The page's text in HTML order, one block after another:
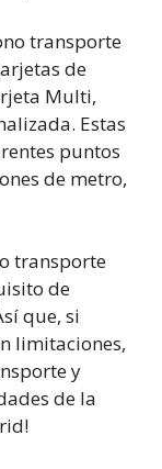
transporte
de
Multi,
Estas
puntos
de metro,
transporte
de
que, si
limitaciones,
y
de la